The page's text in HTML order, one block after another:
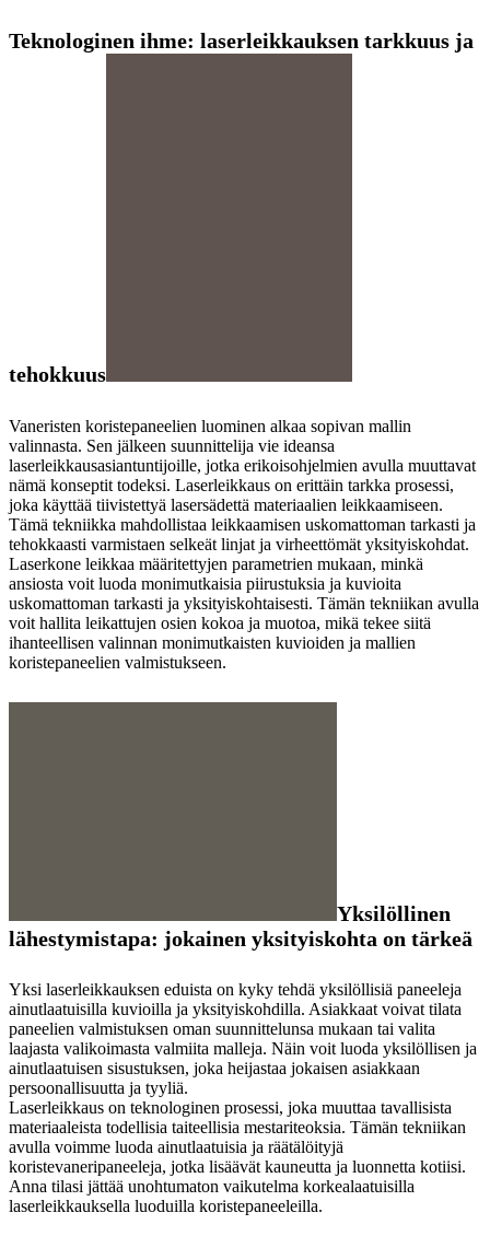
Teknologinen ihme: laserleikkauksen tarkkuus ja
tehokkuus
Vaneristen koristepaneelien luominen alkaa sopivan mallin
valinnasta. Sen jälkeen suunnittelija vie ideansa
laserleikkausasiantuntijoille, jotka erikoisohjelmien avulla muuttavat
nämä konseptit todeksi. Laserleikkaus on erittäin tarkka prosessi,
joka käyttää tiivistettyä lasersädettä materiaalien leikkaamiseen.
Tämä tekniikka mahdollistaa leikkaamisen uskomattoman tarkasti ja
tehokkaasti varmistaen selkeät linjat ja virheettömät yksityiskohdat.
Laserkone leikkaa määritettyjen parametrien mukaan, minkä
ansiosta voit luoda monimutkaisia ​​piirustuksia ja kuvioita
uskomattoman tarkasti ja yksityiskohtaisesti. Tämän tekniikan avulla
voit hallita leikattujen osien kokoa ja muotoa, mikä tekee siitä
ihanteellisen valinnan monimutkaisten kuvioiden ja mallien
koristepaneelien valmistukseen.
Yksilöllinen
lähestymistapa: jokainen yksityiskohta on tärkeä
Yksi laserleikkauksen eduista on kyky tehdä yksilöllisiä paneeleja
ainutlaatuisilla kuvioilla ja yksityiskohdilla. Asiakkaat voivat tilata
paneelien valmistuksen oman suunnittelunsa mukaan tai valita
laajasta valikoimasta valmiita malleja. Näin voit luoda yksilöllisen ja
ainutlaatuisen sisustuksen, joka heijastaa jokaisen asiakkaan
persoonallisuutta ja tyyliä.
Laserleikkaus on teknologinen prosessi, joka muuttaa tavallisista
materiaaleista todellisia taiteellisia mestariteoksia. Tämän tekniikan
avulla voimme luoda ainutlaatuisia ja räätälöityjä
koristevaneripaneeleja, jotka lisäävät kauneutta ja luonnetta kotiisi.
Anna tilasi jättää unohtumaton vaikutelma korkealaatuisilla
laserleikkauksella luoduilla koristepaneeleilla.